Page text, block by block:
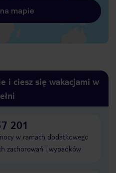
mapie
i ciesz się wakacjami w
201
w ramach dodatkowego
zachorowań i wypadków